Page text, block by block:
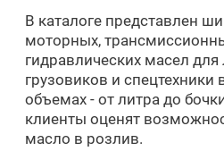
В каталоге представлен
моторных,
гидравлических масел для
грузовиков и спецтехники
объемах - от литра до
клиенты оценят
масло в розлив.